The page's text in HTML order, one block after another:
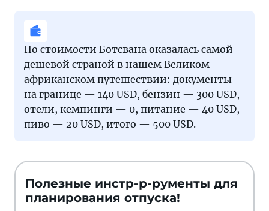
По стоимости Ботсвана оказалась самой
дешевой страной в нашем Великом
африканском путешествии: документы
на границе — 140 USD, бензин — 300 USD,
отели, кемпинги — 0, питание — 40 USD,
пиво — 20 USD, итого — 500 USD.
Полезные инстр-р-рументы для
планирования отпуска!